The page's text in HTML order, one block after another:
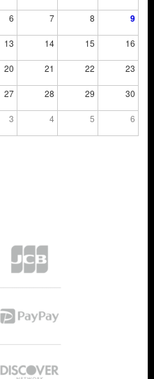
6 7 8 9
13 14 15 16
20 21 22 23
27 28 29 30
3 4 5 6